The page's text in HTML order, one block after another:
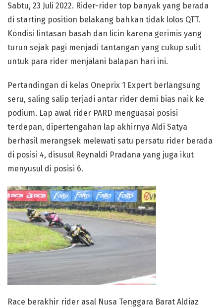
Sabtu, 23 Juli 2022. Rider-rider top banyak yang berada
di starting position belakang bahkan tidak lolos QTT.
Kondisi lintasan basah dan licin karena gerimis yang
turun sejak pagi menjadi tantangan yang cukup sulit
untuk para rider menjalani balapan hari ini.
Pertandingan di kelas Oneprix 1 Expert berlangsung
seru, saling salip terjadi antar rider demi bias naik ke
podium. Lap awal rider PARD menguasai posisi
terdepan, dipertengahan lap akhirnya Aldi Satya
berhasil merangsek melewati satu persatu rider berada
di posisi 4, disusul Reynaldi Pradana yang juga ikut
menyusul di posisi 6.
Race berakhir rider asal Nusa Tenggara Barat Aldiaz